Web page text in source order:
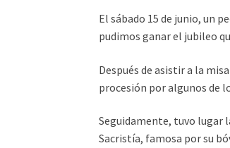
El sábado 15 de junio, un
pudimos ganar el jubileo
Después de asistir a la
procesión por algunos de
Seguidamente, tuvo lugar
Sacristía, famosa por su